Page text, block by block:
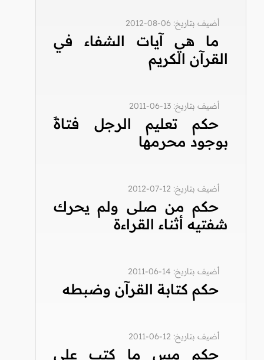
أضيف بتاريخ: 06-08-2012
ما هي آيات الشفاء في
القرآن الكريم
أضيف بتاريخ: 13-06-2011
حكم تعليم الرجل فتاةً
بوجود محرمها
أضيف بتاريخ: 12-07-2012
حكم من صلى ولم يحرك
شفتيه أثناء القراءة
أضيف بتاريخ: 14-06-2011
حكم كتابة القرآن وضبطه
أضيف بتاريخ: 12-06-2011
حكم مس ما كتب على